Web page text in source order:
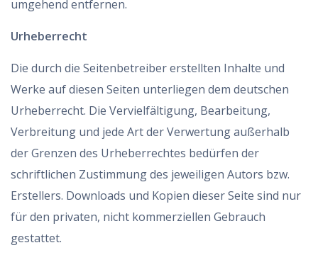
umgehend entfernen.
Urheberrecht
Die durch die Seitenbetreiber erstellten Inhalte und
Werke auf diesen Seiten unterliegen dem deutschen
Urheberrecht. Die Vervielfältigung, Bearbeitung,
Verbreitung und jede Art der Verwertung außerhalb
der Grenzen des Urheberrechtes bedürfen der
schriftlichen Zustimmung des jeweiligen Autors bzw.
Erstellers. Downloads und Kopien dieser Seite sind nur
für den privaten, nicht kommerziellen Gebrauch
gestattet.